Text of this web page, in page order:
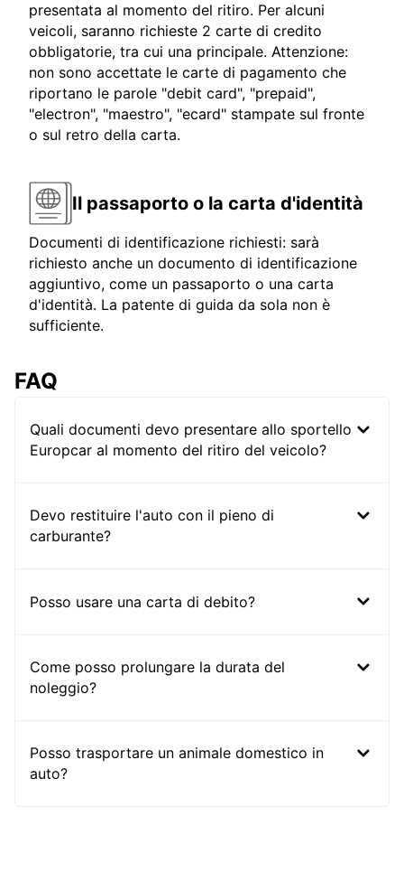
presentata al momento del ritiro. Per alcuni
veicoli, saranno richieste 2 carte di credito
obbligatorie, tra cui una principale. Attenzione:
non sono accettate le carte di pagamento che
riportano le parole "debit card", "prepaid",
"electron", "maestro", "ecard" stampate sul fronte
o sul retro della carta.
Il passaporto o la carta d'identità
Documenti di identificazione richiesti: sarà
richiesto anche un documento di identificazione
aggiuntivo, come un passaporto o una carta
d'identità. La patente di guida da sola non è
sufficiente.
FAQ
Quali documenti devo presentare allo sportello
Europcar al momento del ritiro del veicolo?
Devo restituire l'auto con il pieno di
carburante?
Posso usare una carta di debito?
Come posso prolungare la durata del
noleggio?
Posso trasportare un animale domestico in
auto?